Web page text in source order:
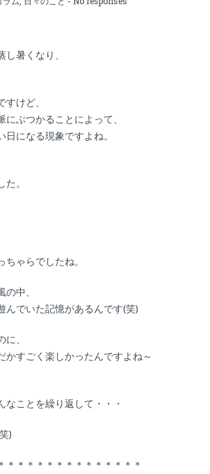
暑くなり、
けど、
ぶつかることによって、
になる現象ですよね。
。
ゃらでしたね。
中、
んでいた記憶があるんです(笑)
、
かすごく楽しかったんですよね～
ことを繰り返して・・・
)
＊＊＊＊＊＊＊＊＊＊＊＊＊＊